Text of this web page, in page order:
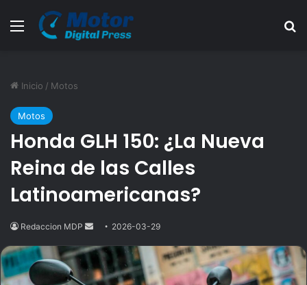
Menú
Inicio / Motos
Motos
Honda GLH 150: ¿La Nueva
Reina de las Calles
Latinoamericanas?
Redaccion MDP
Send2026-03-29